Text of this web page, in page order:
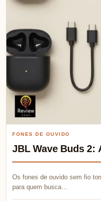
FONES DE OUVIDO
JBL Wave Buds 2:
Os fones de ouvido sem fio
para quem busca…